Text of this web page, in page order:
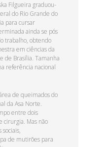
Filgueira graduou-
do Rio Grande do
para cursar
ainda se pós
trabalho, obtendo
em ciências da
de Brasília. Tamanha
referência nacional
de queimados do
da Asa Norte.
entre dois
cirurgia. Mas não
sociais,
de mutirões para